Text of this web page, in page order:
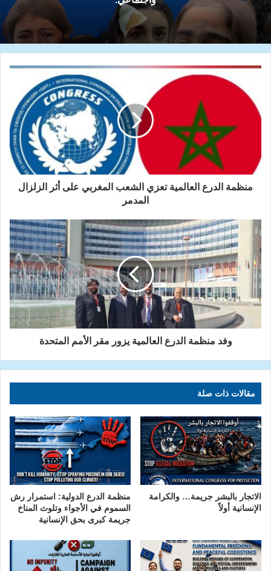
منظمة الدرع العالمية تعزي الشعب المغربي على أثر الزلزال
المدمر
وفد منظمة الدرع العالمية يزور مقر الأمم المتحدة
مقالات ذات صلة
الاتجار بالبشر جريمة… والكرامة
الإنسانية أولاً
منظمة الدرع الدولية: استمرار رش
السموم في الأجواء وتلوث المناخ
جريمة كبرى بحق الإنسانية